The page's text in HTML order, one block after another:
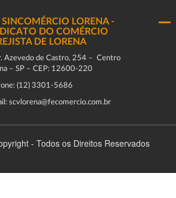
SINCOMÉRCIO LORENA -
DO COMÉRCIO
DE LORENA
Azevedo de Castro, 254 – Centro
– SP – CEP: 12600-220
(12) 3301-5686
scvlorena@fecomercio.com.br
- Todos os Direitos Reservados